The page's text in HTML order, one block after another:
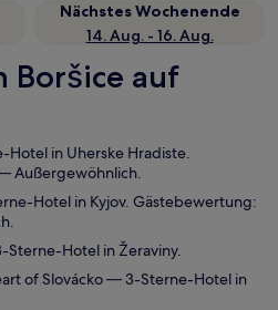
Nächstes Wochenende
14. Aug. - 16. Aug.
Boršice auf
in Uherske Hradiste.
Außergewöhnlich.
Hotel in Kyjov. Gästebewertung:
Hotel in Žeraviny.
of Slovácko— 3-Sterne-Hotel in